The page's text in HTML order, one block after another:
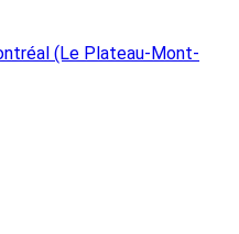
(Le Plateau-Mont-